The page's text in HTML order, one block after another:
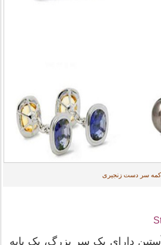
سر دست زنجیری
دارای یک سر بزرگ، یک پایه